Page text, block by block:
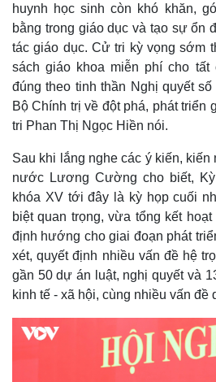
huynh học sinh còn khó khăn,
bằng trong giáo dục và tạo sự ổn
tác giáo dục. Cử tri kỳ vọng sớm
sách giáo khoa miễn phí cho tất
đúng theo tinh thần Nghị quyết
Bộ Chính trị về đột phá, phát triển
tri Phan Thị Ngọc Hiền nói.
Sau khi lắng nghe các ý kiến,
nước Lương Cường cho biết,
khóa XV tới đây là kỳ họp cuối
biệt quan trọng, vừa tổng kết
định hướng cho giai đoạn phát
xét, quyết định nhiều vấn đề hệ
gần 50 dự án luật, nghị quyết và
kinh tế - xã hội, cùng nhiều vấn đề